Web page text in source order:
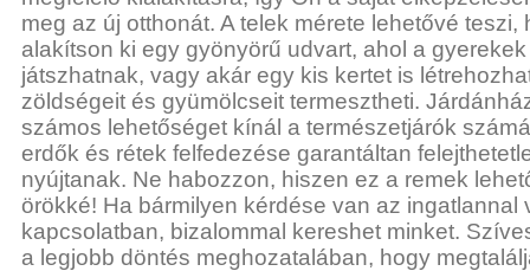
meg az új otthonát. A telek mérete lehetővé teszi,
alakítson ki egy gyönyörű udvart, ahol a
játszhatnak, vagy akár egy kis kertet is
zöldségeit és gyümölcseit termesztheti.
számos lehetőséget kínál a természetjárók
erdők és rétek felfedezése garantáltan
nyújtanak. Ne habozzon, hiszen ez a remek
örökké! Ha bármilyen kérdése van az ingatlannal
kapcsolatban, bizalommal kereshet minket.
a legjobb döntés meghozatalában, hogy